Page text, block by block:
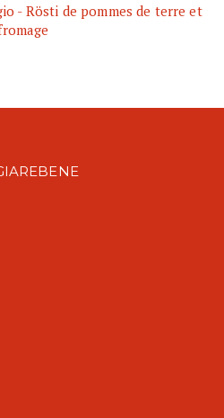
- Rösti de pommes de terre et